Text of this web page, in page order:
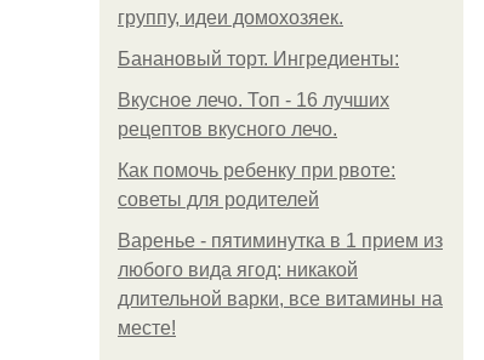
группу, идеи домохозяек.
Банановый торт. Ингредиенты:
Вкусное лечо. Топ - 16 лучших
рецептов вкусного лечо.
Как помочь ребенку при рвоте:
советы для родителей
Варенье - пятиминутка в 1 прием из
любого вида ягод: никакой
длительной варки, все витамины на
месте!